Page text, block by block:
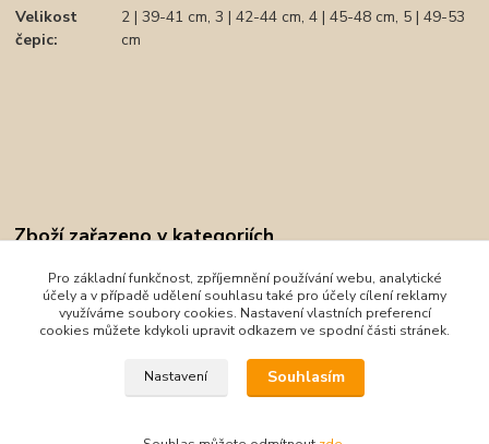
Velikost
čepic:
2 | 39-41 cm, 3 | 42-44 cm, 4 | 45-48 cm, 5 | 49-53
cm
Zboží zařazeno v kategoriích
Oblečení
Little Angel
Pro základní funkčnost, zpříjemnění používání webu, analytické
účely a v případě udělení souhlasu také pro účely cílení reklamy
využíváme soubory cookies. Nastavení vlastních preferencí
cookies můžete kdykoli upravit odkazem ve spodní části stránek.
Nastavení Souhlasím